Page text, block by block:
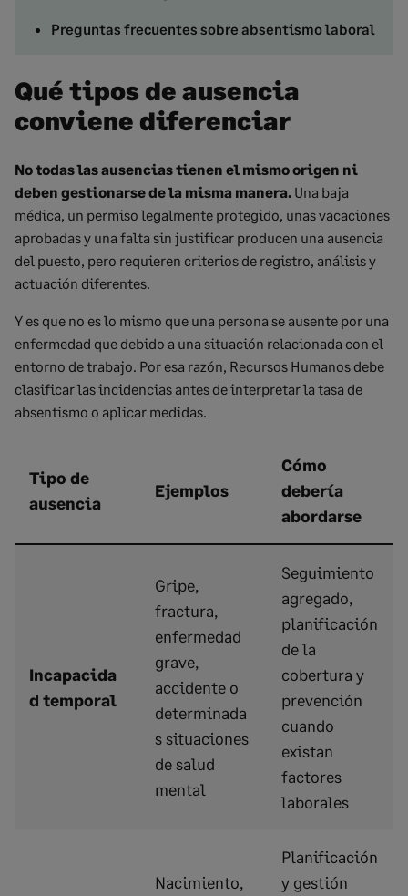
Preguntas frecuentes sobre absentismo laboral
Qué tipos de ausencia
conviene diferenciar
No todas las ausencias tienen el mismo origen ni
deben gestionarse de la misma manera. Una baja
médica, un permiso legalmente protegido, unas vacaciones
aprobadas y una falta sin justificar producen una ausencia
del puesto, pero requieren criterios de registro, análisis y
actuación diferentes.
Y es que no es lo mismo que una persona se ausente por una
enfermedad que debido a una situación relacionada con el
entorno de trabajo. Por esa razón, Recursos Humanos debe
clasificar las incidencias antes de interpretar la tasa de
absentismo o aplicar medidas.
Tipo de
ausencia
Ejemplos
Cómo
debería
abordarse
Incapacida
d temporal
Gripe,
fractura,
enfermedad
grave,
accidente o
determinada
s situaciones
de salud
mental
Seguimiento
agregado,
planificación
de la
cobertura y
prevención
cuando
existan
factores
laborales
Nacimiento,
Planificación
y gestión